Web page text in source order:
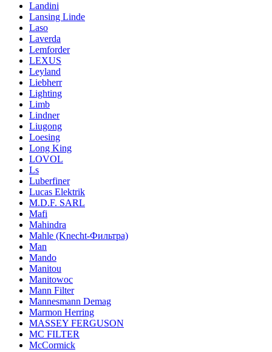
Landini
Lansing Linde
Laso
Laverda
Lemforder
LEXUS
Leyland
Liebherr
Lighting
Limb
Lindner
Liugong
Loesing
Long King
LOVOL
Ls
Luberfiner
Lucas Elektrik
M.D.F. SARL
Mafi
Mahindra
Mahle (Knecht-Фильтра)
Man
Mando
Manitou
Manitowoc
Mann Filter
Mannesmann Demag
Marmon Herring
MASSEY FERGUSON
MC FILTER
McCormick